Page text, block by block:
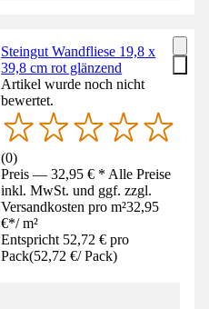
Steingut Wandfliese 19,8 x
39,8 cm rot glänzend
Artikel wurde noch nicht
bewertet.
(0)
Preis — 32,95 € * Alle Preise
inkl. MwSt. und ggf. zzgl.
Versandkosten pro m²32,95
€*/ m²
Entspricht 52,72 € pro
Pack(52,72 €/ Pack)